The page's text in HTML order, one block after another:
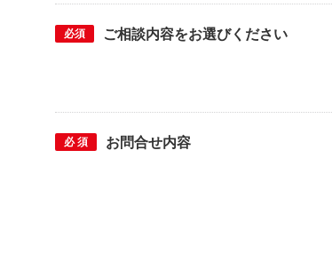
必須 ご相談内容をお選びください
必須 ご希望の日時
必 須 お問合せ内容